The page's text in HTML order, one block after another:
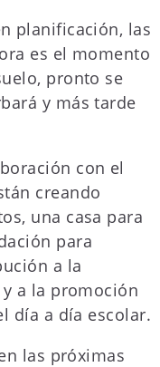
planificación, las
es el momento
pronto se
y más tarde
con el
creando
una casa para
para
a la
a la promoción
día a día escolar.
las próximas